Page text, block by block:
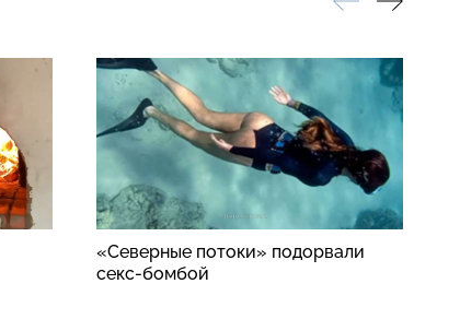
«Северные потоки» подорвали
секс-бомбой